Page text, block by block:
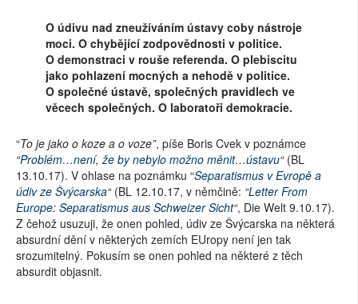
O údivu nad zneužíváním ústavy coby nástroje
moci. O chybějící zodpovědnosti v politice.
O demonstraci v rouše referenda. O plebiscitu
jako pohlazení mocných a nehodě v politice.
O společné ústavě, společných pravidlech ve
věcech společných. O laboratoři demokracie.
“To je jako o koze a o voze”, píše Boris Cvek v poznámce
“Problém…není, že by nebylo možno měnit…ústavu“(BL
13.10.17). V ohlase na poznámku “Separatismus v Evropě a
údiv ze Švýcarska“(BL 12.10.17, v němčině: “Letter From
Europe: Separatismus aus Schweizer Sicht“, Die Welt 9.10.17).
Z čehož usuzuji, že onen pohled, údiv ze Švýcarska na některá
absurdní dění v některých zemích EUropy není jen tak
srozumitelný. Pokusím se onen pohled na některé z těch
absurdit objasnit.